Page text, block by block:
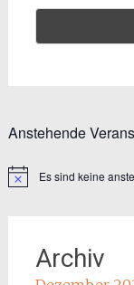
Anstehende
HinweisEs sind keine
Archiv